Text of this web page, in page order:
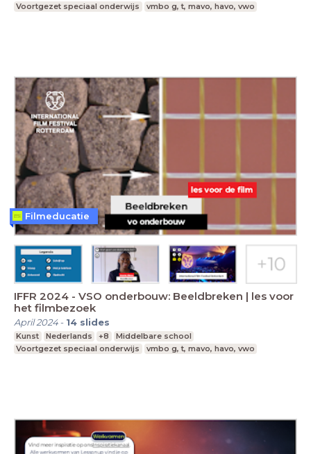
Voortgezet speciaal onderwijs
vmbo g, t, mavo, havo, vwo
IFFR 2024 - VSO onderbouw: Beeldbreken | les voor
het filmbezoek
April 2024- 14 slides
Kunst Nederlands +8
Middelbare school
Voortgezet speciaal onderwijs
vmbo g, t, mavo, havo, vwo
Filmeducatie